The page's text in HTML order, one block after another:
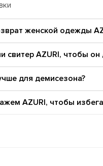
женской одежды
свитер AZURI, чтобы
для демисезона?
AZURI, чтобы